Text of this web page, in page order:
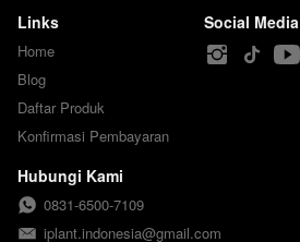
Links
Home
Blog
Daftar Produk
Konfirmasi Pembayaran
Social Media
Hubungi Kami
0831-6500-7109
iplant.indonesia@gmail.com